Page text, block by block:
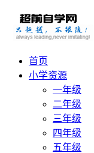
首页
小学资源
一年级
二年级
三年级
四年级
五年级